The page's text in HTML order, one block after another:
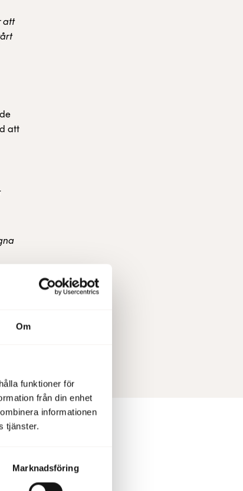
Om
funktioner för
från din enhet
informationen
tjänster.
Marknadsföring
att
att